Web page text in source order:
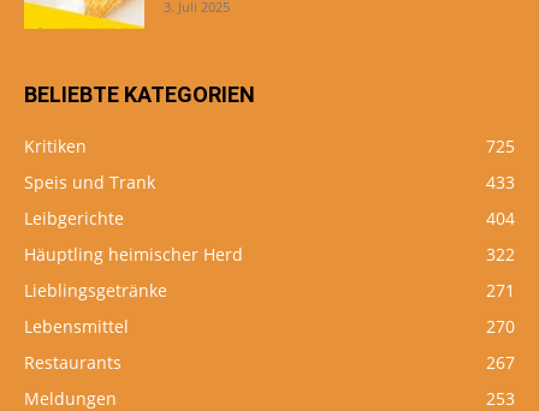
3. Juli 2025
BELIEBTE KATEGORIEN
Kritiken
725
Speis und Trank
433
Leibgerichte
404
Häuptling heimischer Herd
322
Lieblingsgetränke
271
Lebensmittel
270
Restaurants
267
Meldungen
253